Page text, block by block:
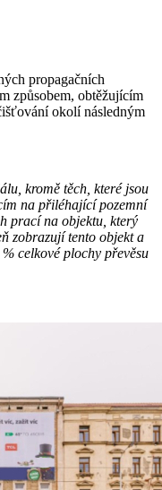
propagačních
způsobem, obtěžujícím
okolí následným
kromě těch, které jsou
na přiléhající pozemní
prací na objektu, který
zobrazují tento objekt a
celkové plochy převěsu